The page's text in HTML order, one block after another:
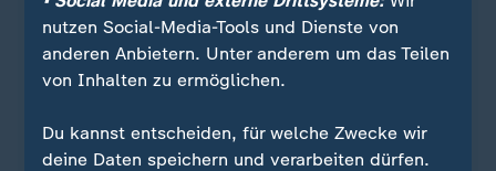
Passiert das Skin Picking auf der Couch oder am
Schreibtisch, kann man dünne
Baumwollhandschuhe tragen. Die Fingerkuppen
Expertin empfiehlt außerdem, die Hände mit
sogenannten Fidget Toys zu beschäftigen -
nutzen Social-Media-Tools und Dienste von
anderen Anbietern. Unter anderem um das Teilen
von Inhalten zu ermöglichen.
Du kannst entscheiden, für welche Zwecke wir
deine Daten speichern und verarbeiten dürfen.